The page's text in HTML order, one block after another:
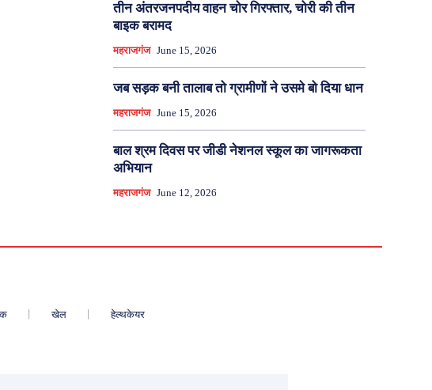
तीन अंतरजनपदीय वाहन चोर गिरफ्तार, चोरी की तीन
बाइक बरामद
महराजगंज June 15, 2026
जब सड़क बनी तालाब तो ग्रामीणों ने उसमे बो दिया धान
महराजगंज June 15, 2026
बाल श्रम दिवस पर जीडी नेशनल स्कूल का जागरूकता
अभियान
महराजगंज June 12, 2026
खेल हेल्थकेयर